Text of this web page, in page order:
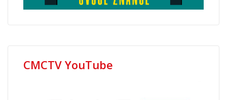
CMCTV YouTube